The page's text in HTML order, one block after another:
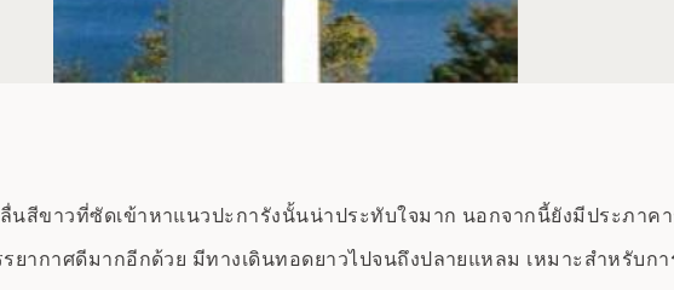
สีขาวที่ซัดเข้าหาแนวปะการังนั้นน่าประทับใจมาก นอกจากนี้ยังมีประภา
ากาศดีมากอีกด้วย มีทางเดินทอดยาวไปจนถึงปลายแหลม เหมาะสำหรับก